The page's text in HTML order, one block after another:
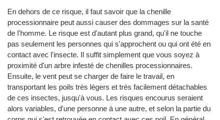
En dehors de ce risque, il faut savoir que la chenille
processionnaire peut aussi causer des dommages sur la santé
de l'homme. Le risque est d'autant plus grand, qu'il ne touche
pas seulement les personnes qui s'approchent ou qui ont été en
contact avec l'insecte. Il suffit simplement que vous soyez à
proximité d'un arbre infesté de chenilles processionnaires.
Ensuite, le vent peut se charger de faire le travail, en
transportant les poils très légers et très facilement détachables
de ces insectes, jusqu'à vous. Les risques encourus seraient
alors variables, d'une personne à une autre, et selon la partie du